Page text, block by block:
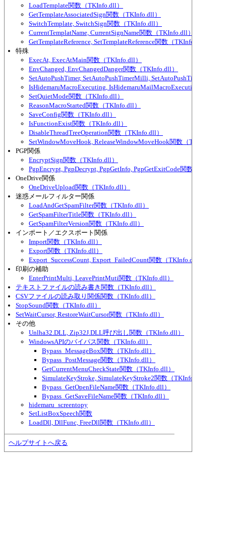
LoadTemplate関数（TKInfo.dll）
GetTemplateAssociatedSign関数（TKInfo.dll）
SwitchTemplate, SwitchSign関数（TKInfo.dll）
CurrentTemplatName, CurrentSignName関数（TKInfo.dll）
GetTemplateReference, SetTemplateReference関数（TKInfo.dll）
特殊
ExecAt, ExecAtMain関数（TKInfo.dll）
EnvChanged, EnvChangedDanger関数（TKInfo.dll）
SetAutoPushTimer, SetAutoPushTimerMilli, SetAutoPushTimerEver,
IsHidemaruMacroExecuting, IsHidemaruMailMacroExecuting関数（
SetQuietMode関数（TKInfo.dll）
ReasonMacroStarted関数（TKInfo.dll）
SaveConfig関数（TKInfo.dll）
IsFunctionExist関数（TKInfo.dll）
DisableThreadTreeOperation関数（TKInfo.dll）
SetWindowMoveHook, ReleaseWindowMoveHook関数（TKInfo.dll）
PGP関係
EncryptSign関数（TKInfo.dll）
PgpEncrypt, PgpDecrypt, PgpGetInfo, PgpGetExitCode関数（
OneDrive関係
OneDriveUpload関数（TKInfo.dll）
迷惑メールフィルター関係
LoadAndGetSpamFilter関数（TKInfo.dll）
GetSpamFilterTitle関数（TKInfo.dll）
GetSpamFilterVersion関数（TKInfo.dll）
インポート／エクスポート関係
Import関数（TKInfo.dll）
Export関数（TKInfo.dll）
Export_SuccessCount, Export_FailedCount関数（TKInfo.dll）
印刷の補助
EnterPrintMulti, LeavePrintMuti関数（TKInfo.dll）
テキストファイルの読み書き関数（TKInfo.dll）
CSVファイルの読み取り関係関数（TKInfo.dll）
StopSound関数（TKInfo.dll）
SetWaitCursor, RestoreWaitCursor関数（TKInfo.dll）
その他
Unlha32.DLL, Zip32J.DLL呼び出し関数（TKInfo.dll）
WindowsAPIのバイパス関数（TKInfo.dll）
Bypass_MessageBox関数（TKInfo.dll）
Bypass_PostMessage関数（TKInfo.dll）
GetCurrentMenuCheckState関数（TKInfo.dll）
SimulateKeyStroke, SimulateKeyStroke2関数（TKInfo.dll）
Bypass_GetOpenFileName関数（TKInfo.dll）
Bypass_GetSaveFileName関数（TKInfo.dll）
hidemaru_screentopy
SetListBoxSpeech関数
LoadDll, DllFunc, FreeDll関数（TKInfo.dll）
ヘルプサイトへ戻る